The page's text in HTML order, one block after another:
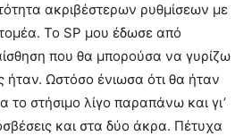
ακριβέστερων ρυθμίσεων με
Το SP μου έδωσε από
που θα μπορούσα να γυρίζω
ήταν. Ωστόσο ένιωσα ότι θα ήταν
το στήσιμο λίγο παραπάνω και γι’
και στα δύο άκρα. Πέτυχα